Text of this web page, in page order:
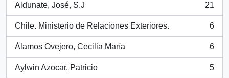
Aldunate, José, S.J
, 21 results
21
Chile. Ministerio de Relaciones Exteriores.
, 6 results
6
Álamos Ovejero, Cecilia María
, 6 results
6
Aylwin Azocar, Patricio
, 5 results
5